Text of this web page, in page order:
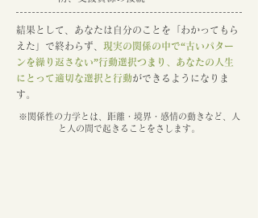
結果として、あなたは自分のことを「わかってもら
えた」で終わらず、 現実の関係の中で“古いパター
ンを繰り返さない”行動選択つまり、あなたの人生
にとって適切な選択と行動ができるようになりま
す。
※関係性の力学とは、距離・境界・感情の動きなど、人
と人の間で起きることをさします。